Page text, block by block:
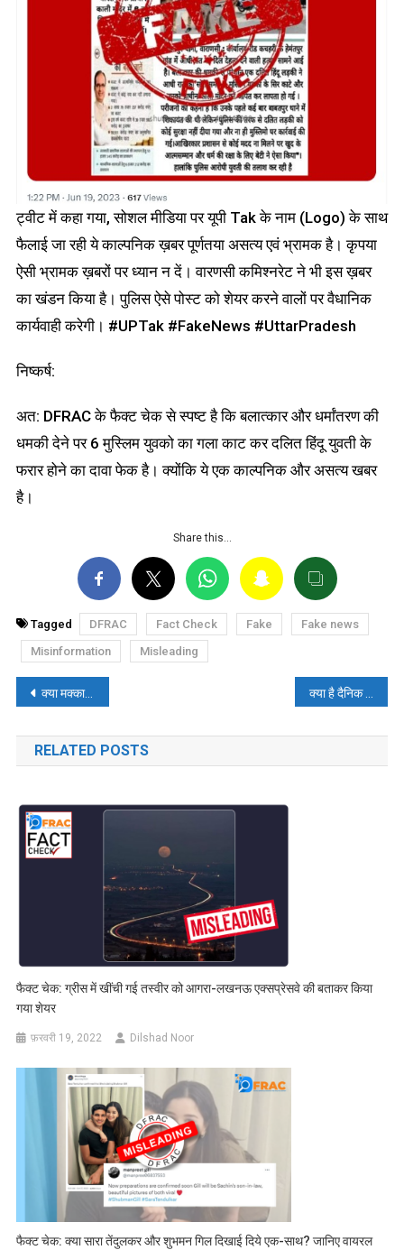
ट्वीट में कहा गया, सोशल मीडिया पर यूपी Tak के नाम (Logo) के साथ
फैलाई जा रही ये काल्पनिक ख़बर पूर्णतया असत्य एवं भ्रामक है। कृपया
ऐसी भ्रामक ख़बरों पर ध्यान न दें। वारणसी कमिश्नरेट ने भी इस ख़बर
का खंडन किया है। पुलिस ऐसे पोस्ट को शेयर करने वालों पर वैधानिक
कार्यवाही करेगी। #UPTak #FakeNews #UttarPradesh
निष्कर्ष:
अत: DFRAC के फैक्ट चेक से स्पष्ट है कि बलात्कार और धर्मांतरण की
धमकी देने पर 6 मुस्लिम युवको का गला काट कर दलित हिंदू युवती के
फरार होने का दावा फेक है। क्योंकि ये एक काल्पनिक और असत्य खबर
है।
Share this…
Tagged DFRAC Fact Check Fake
Fake news
Misinformation
Misleading
पोस्ट
नेविगेशन
क्या मक्का के इमाम ने पाकिस्तान के पूर्व PM इमरान खान के समर्थन में दिया बयान? पढ़ें, फ़ैक्ट-चेक
RELATED POSTS
फैक्ट चेक: ग्रीस में खींची गई तस्वीर को आगरा-लखनऊ एक्सप्रेसवे की बताकर किया
गया शेयर
फ़रवरी 19, 2022 Dilshad Noor
फैक्ट चेक: क्या सारा तेंदुलकर और शुभमन गिल दिखाई दिये एक-साथ? जानिए वायरल